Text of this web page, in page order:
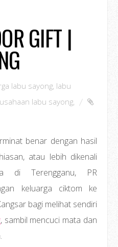
GIFT |
labu sayong, labu
labu sayong,
benar dengan hasil
atau lebih dikenali
di Terengganu, PR
keluarga ciktom ke
bagi melihat sendiri
, sambil mencuci mata dan